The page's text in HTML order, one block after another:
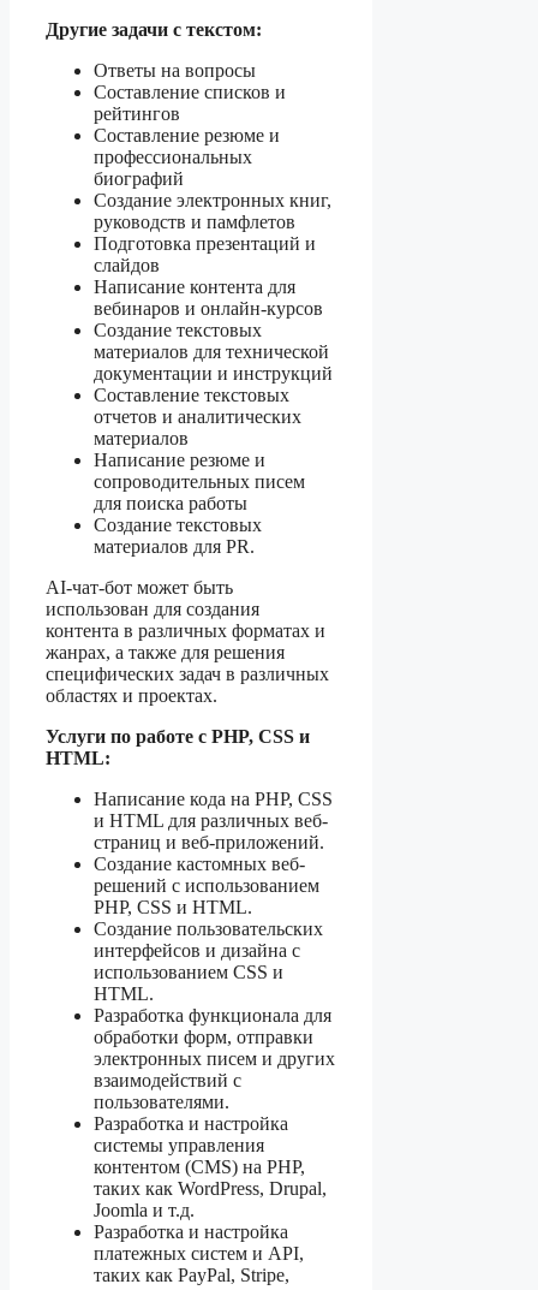
Другие задачи с текстом:
Ответы на вопросы
Составление списков и
рейтингов
Составление резюме и
профессиональных
биографий
Создание электронных книг,
руководств и памфлетов
Подготовка презентаций и
слайдов
Написание контента для
вебинаров и онлайн-курсов
Создание текстовых
материалов для технической
документации и инструкций
Составление текстовых
отчетов и аналитических
материалов
Написание резюме и
сопроводительных писем
для поиска работы
Создание текстовых
материалов для PR.
AI-чат-бот может быть
использован для создания
контента в различных форматах и
жанрах, а также для решения
специфических задач в различных
областях и проектах.
Услуги по работе с PHP, CSS и
HTML:
Написание кода на PHP, CSS
и HTML для различных веб-
страниц и веб-приложений.
Создание кастомных веб-
решений с использованием
PHP, CSS и HTML.
Создание пользовательских
интерфейсов и дизайна с
использованием CSS и
HTML.
Разработка функционала для
обработки форм, отправки
электронных писем и других
взаимодействий с
пользователями.
Разработка и настройка
системы управления
контентом (CMS) на PHP,
таких как WordPress, Drupal,
Joomla и т.д.
Разработка и настройка
платежных систем и API,
таких как PayPal, Stripe,